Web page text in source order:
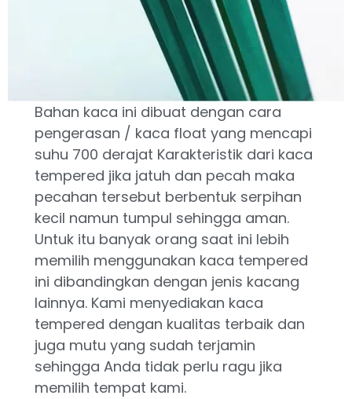
Bahan kaca ini dibuat dengan cara
pengerasan / kaca float yang mencapi
suhu 700 derajat Karakteristik dari kaca
tempered jika jatuh dan pecah maka
pecahan tersebut berbentuk serpihan
kecil namun tumpul sehingga aman.
Untuk itu banyak orang saat ini lebih
memilih menggunakan kaca tempered
ini dibandingkan dengan jenis kacang
lainnya. Kami menyediakan kaca
tempered dengan kualitas terbaik dan
juga mutu yang sudah terjamin
sehingga Anda tidak perlu ragu jika
memilih tempat kami.